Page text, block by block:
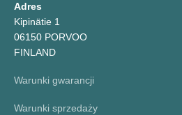
Adres
Kipinätie 1
06150 PORVOO
FINLAND
Warunki gwarancji
Warunki sprzedaży